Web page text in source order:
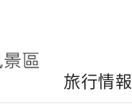
旅行情報